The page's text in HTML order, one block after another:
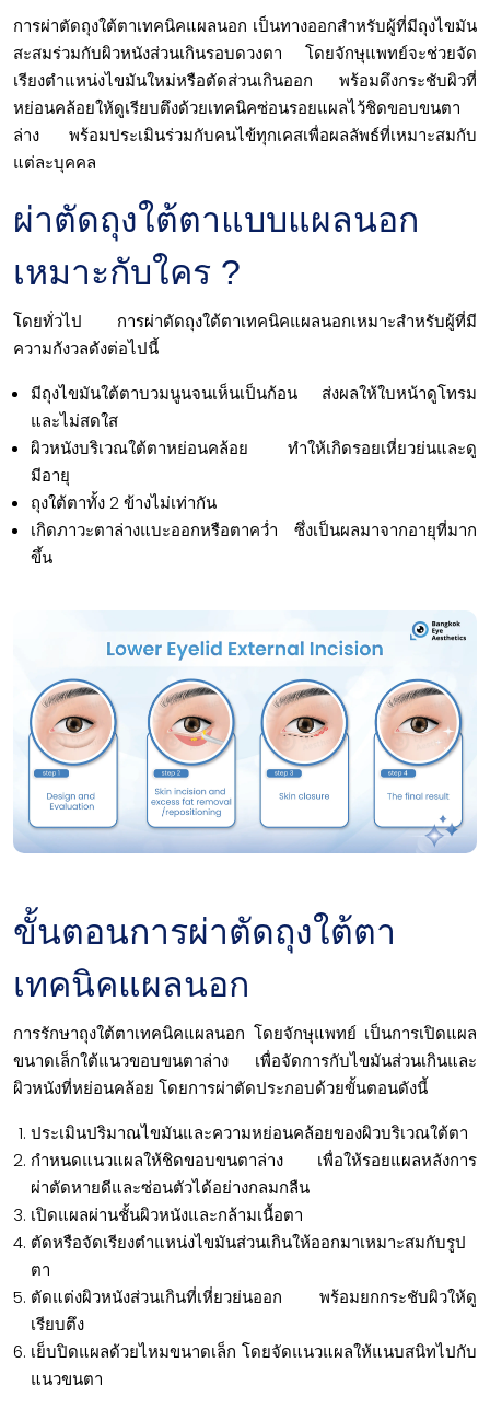
การผ่าตัดถุงใต้ตาเทคนิคแผลนอก เป็นทางออกสำหรับผู้ที่มีถุงไขมัน
สะสมร่วมกับผิวหนังส่วนเกินรอบดวงตา โดยจักษุแพทย์จะช่วยจัด
เรียงตำแหน่งไขมันใหม่หรือตัดส่วนเกินออก พร้อมดึงกระชับผิวที่
หย่อนคล้อยให้ดูเรียบตึงด้วยเทคนิคซ่อนรอยแผลไว้ชิดขอบขนตา
ล่าง พร้อมประเมินร่วมกับคนไข้ทุกเคสเพื่อผลลัพธ์ที่เหมาะสมกับ
แต่ละบุคคล
ผ่าตัดถุงใต้ตาแบบแผลนอก
เหมาะกับใคร ?
โดยทั่วไป การผ่าตัดถุงใต้ตาเทคนิคแผลนอกเหมาะสำหรับผู้ที่มี
ความกังวลดังต่อไปนี้
มีถุงไขมันใต้ตาบวมนูนจนเห็นเป็นก้อน ส่งผลให้ใบหน้าดูโทรม
และไม่สดใส
ผิวหนังบริเวณใต้ตาหย่อนคล้อย ทำให้เกิดรอยเหี่ยวย่นและดู
มีอายุ
ถุงใต้ตาทั้ง 2 ข้างไม่เท่ากัน
เกิดภาวะตาล่างแบะออกหรือตาคว่ำ ซึ่งเป็นผลมาจากอายุที่มาก
ขึ้น
ขั้นตอนการผ่าตัดถุงใต้ตา
เทคนิคแผลนอก
การรักษาถุงใต้ตาเทคนิคแผลนอก โดยจักษุแพทย์ เป็นการเปิดแผล
ขนาดเล็กใต้แนวขอบขนตาล่าง เพื่อจัดการกับไขมันส่วนเกินและ
ผิวหนังที่หย่อนคล้อย โดยการผ่าตัดประกอบด้วยขั้นตอนดังนี้
ประเมินปริมาณไขมันและความหย่อนคล้อยของผิวบริเวณใต้ตา
กำหนดแนวแผลให้ชิดขอบขนตาล่าง เพื่อให้รอยแผลหลังการ
ผ่าตัดหายดีและซ่อนตัวได้อย่างกลมกลืน
เปิดแผลผ่านชั้นผิวหนังและกล้ามเนื้อตา
ตัดหรือจัดเรียงตำแหน่งไขมันส่วนเกินให้ออกมาเหมาะสมกับรูป
ตา
ตัดแต่งผิวหนังส่วนเกินที่เหี่ยวย่นออก พร้อมยกกระชับผิวให้ดู
เรียบตึง
เย็บปิดแผลด้วยไหมขนาดเล็ก โดยจัดแนวแผลให้แนบสนิทไปกับ
แนวขนตา